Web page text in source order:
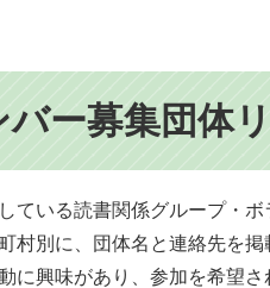
ー募集団体
ている読書関係グループ・ボ
村別に、団体名と連絡先を掲
に興味があり、参加を希望さ